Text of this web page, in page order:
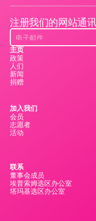
注册我们的网站通
主页
政策
人们
新闻
捐赠
加入我们
会员
志愿者
活动
联系
董事会成员
埃普索姆选区办公室
塔玛基选区办公室